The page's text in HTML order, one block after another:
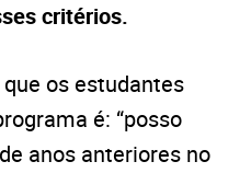
critérios.
os estudantes
é: “posso
anos anteriores no